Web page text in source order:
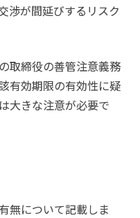
渉が間延びするリスク
取締役の善管注意義務
有効期限の有効性に疑
大きな注意が必要で
無について記載しま